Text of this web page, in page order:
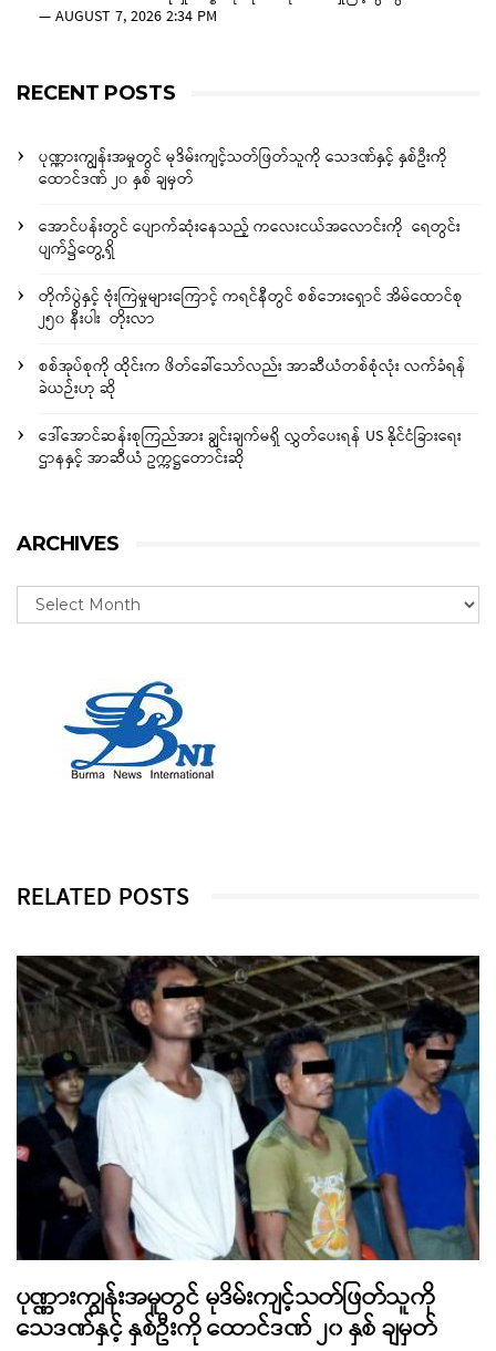
—AUGUST 7, 2026 2:34 PM
RECENT POSTS
ပုဏ္ဏားကျွန်းအမှုတွင် မုဒိမ်းကျင့်သတ်ဖြတ်သူကို သေဒဏ်နှင့် နှစ်ဦးကို
ထောင်ဒဏ် ၂၀ နှစ် ချမှတ်
အောင်ပန်းတွင် ပျောက်ဆုံးနေသည့် ကလေးငယ်အလောင်းကို ရေတွင်း
ပျက်၌တွေ့ရှိ
တိုက်ပွဲနှင့် ဗုံးကြဲမှုများကြောင့် ကရင်နီတွင် စစ်ဘေးရှောင် အိမ်ထောင်စု
၂၅၀ နီးပါး တိုးလာ
စစ်အုပ်စုကို ထိုင်းက ဖိတ်ခေါ်သော်လည်း အာဆီယံတစ်စုံလုံး လက်ခံရန်
ခဲယဉ်းဟု ဆို
ဒေါ်အောင်ဆန်းစုကြည်အား ချွင်းချက်မရှိ လွှတ်ပေးရန် US နိုင်ငံခြားရေး
ဌာနနှင့် အာဆီယံ ဥက္ကဋ္ဌတောင်းဆို
ARCHIVES
RELATED POSTS
ပုဏ္ဏားကျွန်းအမှုတွင် မုဒိမ်းကျင့်သတ်ဖြတ်သူကို
သေဒဏ်နှင့် နှစ်ဦးကို ထောင်ဒဏ် ၂၀ နှစ် ချမှတ်